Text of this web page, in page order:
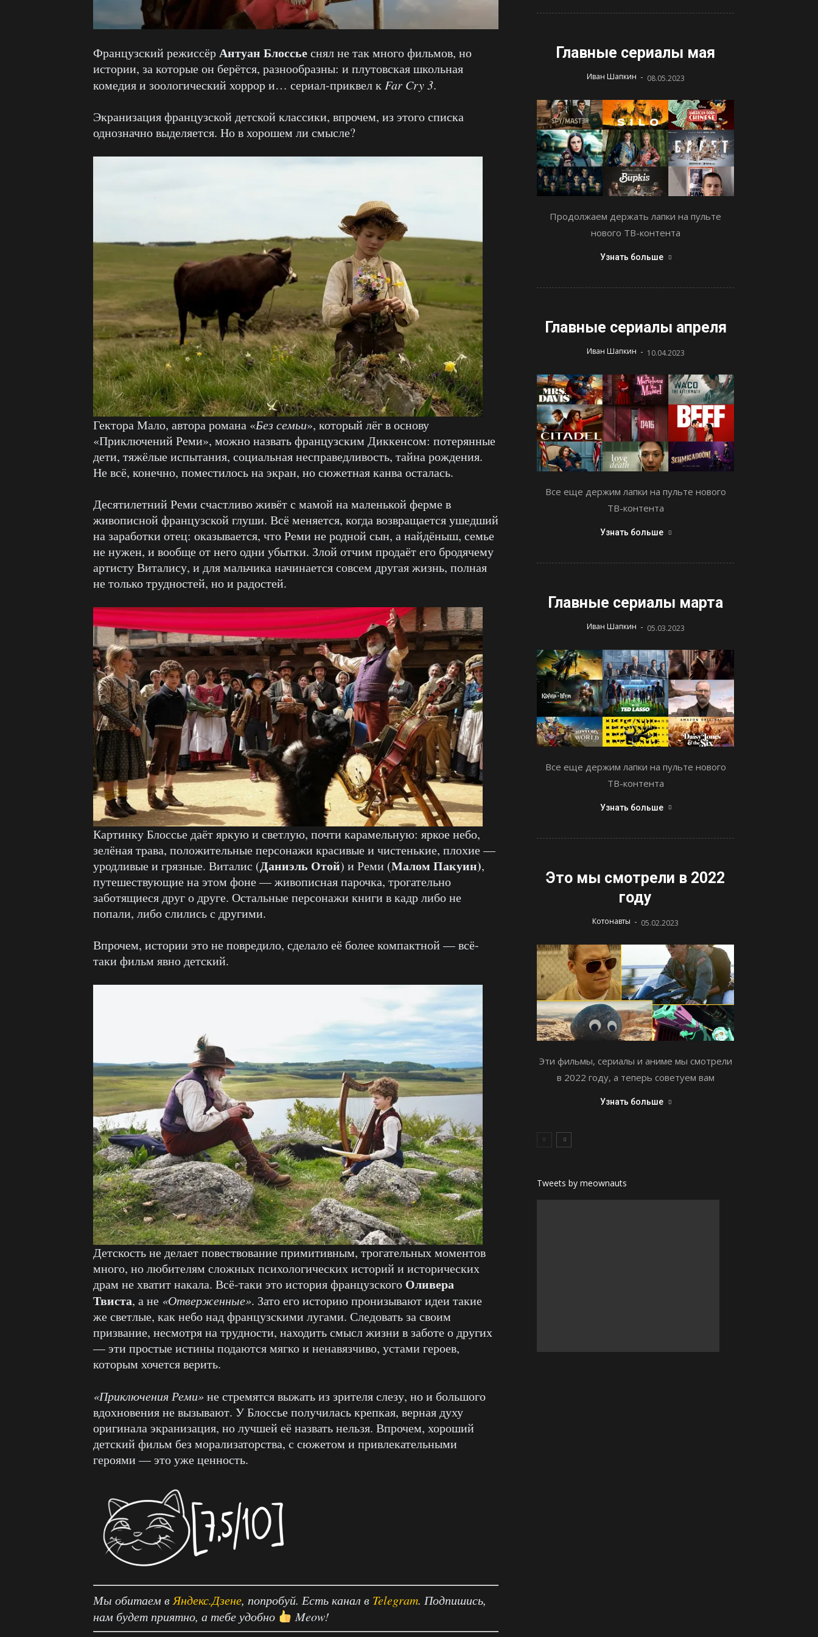
Французский режиссёрАнтуан Блоссьеснял не так много фильмов, но
истории, за которые он берётся, разнообразны: и плутовская школьная
комедия и зоологический хоррор и… сериал-приквел кFar Cry 3.
Экранизация французской детской классики, впрочем, из этого списка
однозначно выделяется. Но в хорошем ли смысле?
Гектора Мало, автора романа «Без семьи», который лёг в основу
«Приключений Реми», можно назвать французским Диккенсом: потерянные
дети, тяжёлые испытания, социальная несправедливость, тайна рождения.
Не всё, конечно, поместилось на экран, но сюжетная канва осталась.
Десятилетний Реми счастливо живёт с мамой на маленькой ферме в
живописной французской глуши. Всё меняется, когда возвращается ушедший
на заработки отец: оказывается, что Реми не родной сын, а найдёныш, семье
не нужен, и вообще от него одни убытки. Злой отчим продаёт его бродячему
артисту Виталису, и для мальчика начинается совсем другая жизнь, полная
не только трудностей, но и радостей.
Картинку Блоссье даёт яркую и светлую, почти карамельную: яркое небо,
зелёная трава, положительные персонажи красивые и чистенькие, плохие —
уродливые и грязные. Виталис (Даниэль Отой) и Реми (Малом Пакуин),
путешествующие на этом фоне — живописная парочка, трогательно
заботящиеся друг о друге. Остальные персонажи книги в кадр либо не
попали, либо слились с другими.
Впрочем, истории это не повредило, сделало её более компактной — всё-
таки фильм явно детский.
Детскость не делает повествование примитивным, трогательных моментов
много, но любителям сложных психологических историй и исторических
драм не хватит накала. Всё-таки это история французского Оливера
Твиста, а не «Отверженные». Зато его историю пронизывают идеи такие
же светлые, как небо над французскими лугами. Следовать за своим
призвание, несмотря на трудности, находить смысл жизни в заботе о других
— эти простые истины подаются мягко и ненавязчиво, устами героев,
которым хочется верить.
«Приключения Реми»не стремятся выжать из зрителя слезу, но и большого
вдохновения не вызывают. У Блоссье получилась крепкая, верная духу
оригинала экранизация, но лучшей её назвать нельзя. Впрочем, хороший
детский фильм без морализаторства, с сюжетом и привлекательными
героями — это уже ценность.
Мы обитаем в Яндекс.Дзене, попробуй. Есть канал в Telegram. Подпишись,
нам будет приятно, а тебе удобно
Meow!
Главные сериалы мая
Иван Шапкин - 08.05.2023
Продолжаем держать лапки на пульте
нового ТВ-контента
Узнать больше
Главные сериалы апреля
Иван Шапкин - 10.04.2023
Все еще держим лапки на пульте нового
ТВ-контента
Узнать больше
Главные сериалы марта
Иван Шапкин - 05.03.2023
Все еще держим лапки на пульте нового
ТВ-контента
Узнать больше
Это мы смотрели в 2022
году
Котонавты - 05.02.2023
Эти фильмы, сериалы и аниме мы смотрели
в 2022 году, а теперь советуем вам
Узнать больше
Tweets by meownauts